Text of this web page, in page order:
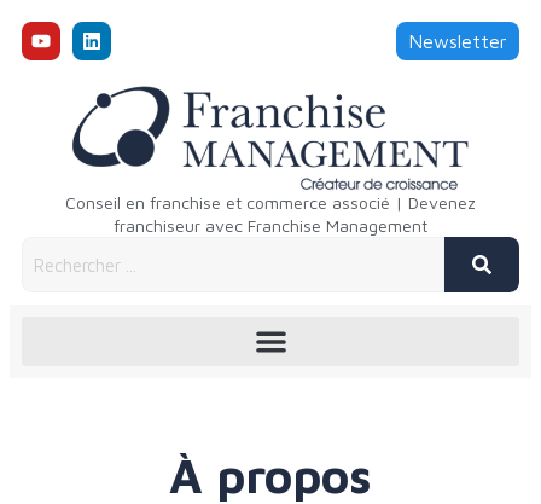
Newsletter
Conseil en franchise et commerce associé | Devenez
franchiseur avec Franchise Management
À propos